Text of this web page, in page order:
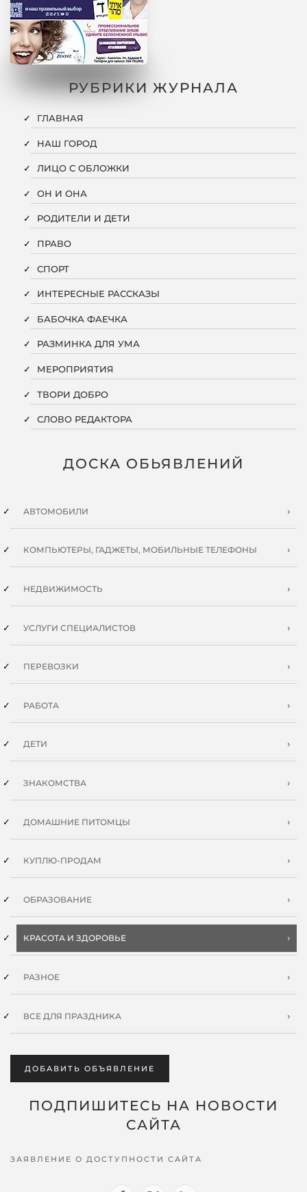
РУБРИКИ ЖУРНАЛА
ГЛАВНАЯ
НАШ ГОРОД
ЛИЦО С ОБЛОЖКИ
ОН И ОНА
РОДИТЕЛИ И ДЕТИ
ПРАВО
СПОРТ
ИНТЕРЕСНЫЕ РАССКАЗЫ
БАБОЧКА ФАЕЧКА
РАЗМИНКА ДЛЯ УМА
МЕРОПРИЯТИЯ
ТВОРИ ДОБРО
СЛОВО РЕДАКТОРА
ДОСКА ОБЬЯВЛЕНИЙ
АВТОМОБИЛИ
КОМПЬЮТЕРЫ, ГАДЖЕТЫ, МОБИЛЬНЫЕ ТЕЛЕФОНЫ
НЕДВИЖИМОСТЬ
УСЛУГИ СПЕЦИАЛИСТОВ
ПЕРЕВОЗКИ
РАБОТА
ДЕТИ
ЗНАКОМСТВА
ДОМАШНИЕ ПИТОМЦЫ
КУПЛЮ-ПРОДАМ
ОБРАЗОВАНИЕ
КРАСОТА И ЗДОРОВЬЕ
РАЗНОЕ
ВСЕ ДЛЯ ПРАЗДНИКА
ДОБАВИТЬ ОБЪЯВЛЕНИЕ
ПОДПИШИТЕСЬ НА НОВОСТИ
САЙТА
ЗАЯВЛЕНИЕ О ДОСТУПНОСТИ САЙТА